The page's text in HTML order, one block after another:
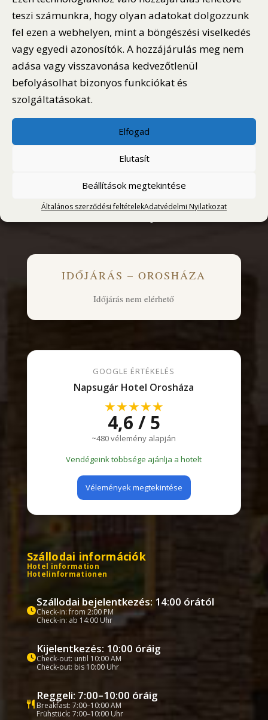
teszi számunkra, hogy olyan adatokat dolgozzunk
fel ezen a webhelyen, mint a böngészési viselkedés
vagy egyedi azonosítók. A hozzájárulás meg nem
adása vagy visszavonása kedvezőtlenül
befolyásolhat bizonyos funkciókat és
szolgáltatásokat.
Elfogad
Elutasít
Beállítások megtekintése
Általános szerződési feltételekAdatvédelmi Nyilatkozat
és az
adatvédelmi szabályzatot
Recaptcha v2
IDŐJÁRÁS – OROSHÁZA
Időjárás nem elérhető
GOOGLE ÉRTÉKELÉS
Napsugár Hotel Orosháza
★★★★★
4,6 / 5
~480 vélemény alapján
Vendégeink többsége ajánlja a hotelt
Vélemények megtekintése
Szállodai információk
Hotel information
Hotelinformationen
Szállodai bejelentkezés: 14:00 órától
Check-in: from 2:00 PM
Check-in: ab 14:00 Uhr
Kijelentkezés: 10:00 óráig
Check-out: until 10:00 AM
Check-out: bis 10:00 Uhr
Reggeli: 7:00–10:00 óráig
Breakfast: 7:00–10:00 AM
Frühstück: 7:00–10:00 Uhr